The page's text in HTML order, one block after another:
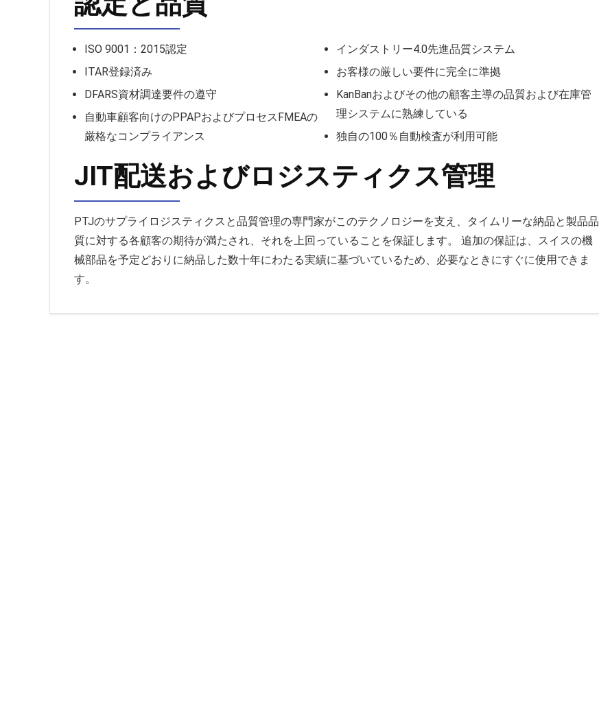
ISO 9001：2015認定
ITAR登録済み
DFARS資材調達要件の遵守
自動車顧客向けのPPAPおよびプロセスFMEAの
厳格なコンプライアンス
インダストリー4.0先進品質システム
お客様の厳しい要件に完全に準拠
KanBanおよびその他の顧客主導の品質および在庫管
理システムに熟練している
独自の100％自動検査が利用可能
JIT配送およびロジスティクス管理
PTJのサプライロジスティクスと品質管理の専門家がこのテクノロジーを支え、タイムリーな納品と製品品
質に対する各顧客の期待が満たされ、それを上回っていることを保証します。 追加の保証は、スイスの機
械部品を予定どおりに納品した数十年にわたる実績に基づいているため、必要なときにすぐに使用できま
す。